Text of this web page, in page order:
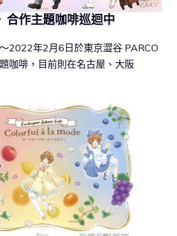
合作主題咖啡巡迴中
2022年2月6日於東京澀谷 PARCO
咖啡，目前則在名古屋、大阪